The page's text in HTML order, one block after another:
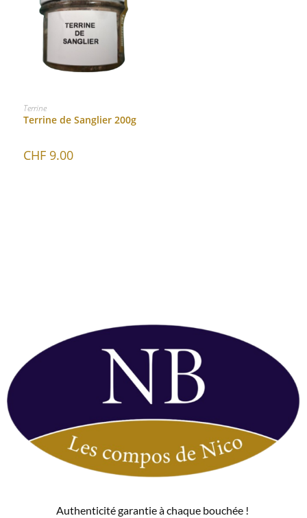
AJOUTER AU PANIER
Terrine
Terrine de Sanglier 200g
CHF9.00
Authenticité garantie à chaque bouchée !